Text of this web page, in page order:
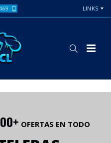
LINKS
OFERTAS EN TODO